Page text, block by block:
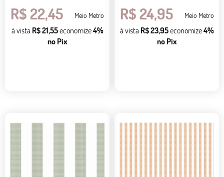
R$ 22,45 Meio Metro
à vista R$ 21,55economize4%
no Pix
R$ 24,95 Meio Metro
à vista R$ 23,95economize4%
no Pix